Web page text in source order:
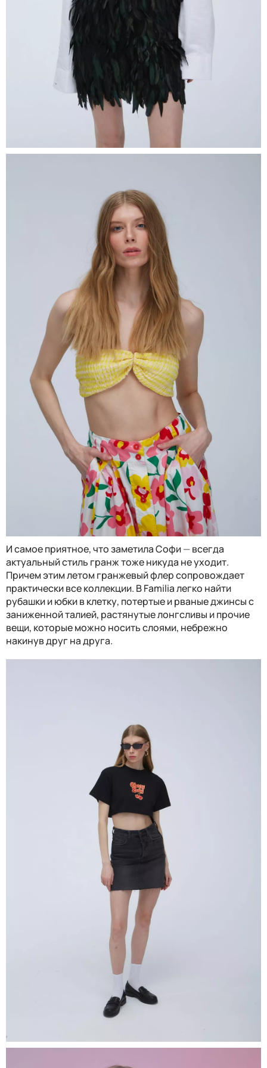
И самое приятное, что заметила Софи—всегда
актуальный стиль гранж тоже никуда не уходит.
Причем этим летом гранжевый флер сопровождает
практически все коллекции. В Familia легко найти
рубашки и юбки в клетку, потертые и рваные джинсы с
заниженной талией, растянутые лонгсливы и прочие
вещи, которые можно носить слоями, небрежно
накинув друг на друга.